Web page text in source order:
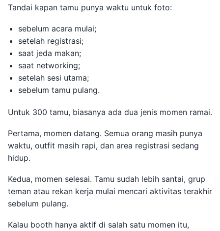
Tandai kapan tamu punya waktu untuk foto:
sebelum acara mulai;
setelah registrasi;
saat jeda makan;
saat networking;
setelah sesi utama;
sebelum tamu pulang.
Untuk 300 tamu, biasanya ada dua jenis momen ramai.
Pertama, momen datang. Semua orang masih punya
waktu, outfit masih rapi, dan area registrasi sedang
hidup.
Kedua, momen selesai. Tamu sudah lebih santai, grup
teman atau rekan kerja mulai mencari aktivitas terakhir
sebelum pulang.
Kalau booth hanya aktif di salah satu momen itu,